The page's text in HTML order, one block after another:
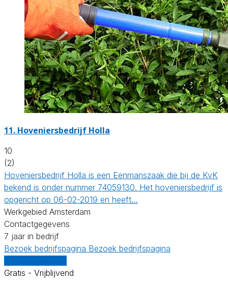
11. Hoveniersbedrijf Holla
10
(2)
Hoveniersbedrijf Holla is een Eenmanszaak die bij de KvK
bekend is onder nummer 74059130. Het hoveniersbedrijf is
opgericht op 06-02-2019 en heeft…
Werkgebied Amsterdam
Contactgegevens
7 jaar in bedrijf
Bezoek bedrijfspagina Bezoek bedrijfspagina
Gratis - Vrijblijvend